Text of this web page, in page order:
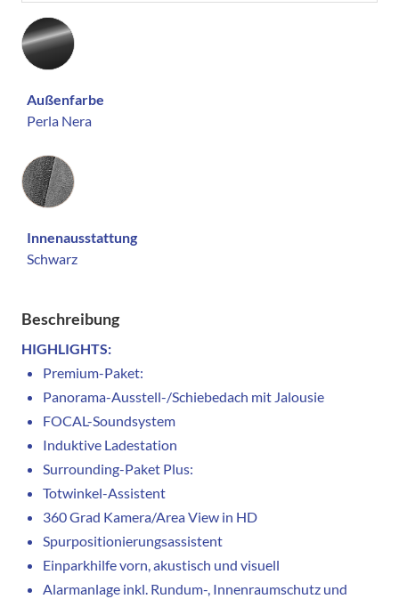
Außenfarbe
Perla Nera
Innenausstattung
Innenausstattung
Schwarz
Beschreibung
HIGHLIGHTS:
Premium-Paket:
Panorama-Ausstell-/Schiebedach mit Jalousie
FOCAL-Soundsystem
Induktive Ladestation
Surrounding-Paket Plus:
Totwinkel-Assistent
360 Grad Kamera/Area View in HD
Spurpositionierungsassistent
Einparkhilfe vorn, akustisch und visuell
Alarmanlage inkl. Rundum-, Innenraumschutz und